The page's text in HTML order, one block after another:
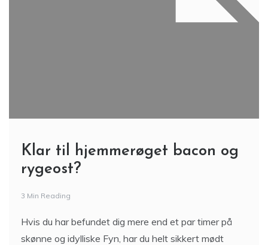
Klar til hjemmerøget bacon og
rygeost?
3 Min Reading
Hvis du har befundet dig mere end et par timer på
skønne og idylliske Fyn, har du helt sikkert mødt